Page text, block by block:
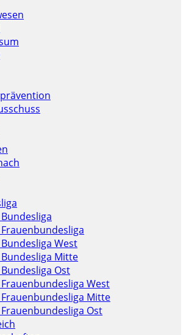
Bundesliga
Frauenbundesliga
West
Mitte
Ost
West
Mitte
Ost